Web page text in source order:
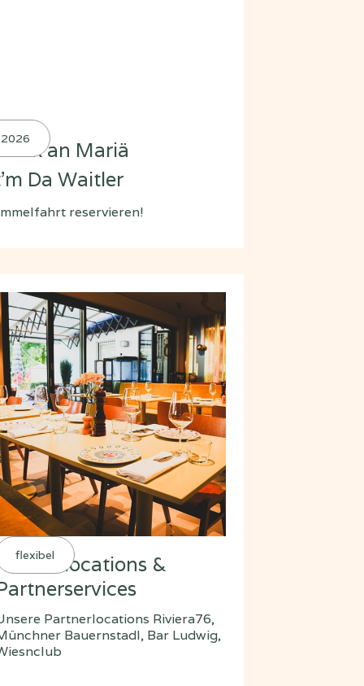
an Mariä
Da Waitler
reservieren!
flexibel
&
Partnerlocations Riviera76,
Bauernstadl, Bar Ludwig,